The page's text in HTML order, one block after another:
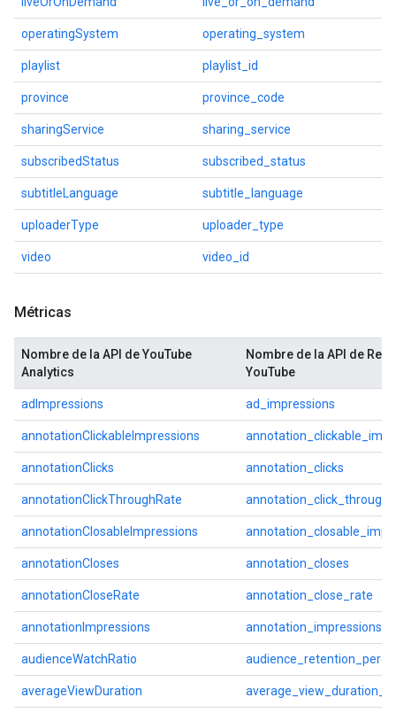
operatingSystem operating_system
playlist playlist_id
province province_code
sharingService sharing_service
subscribedStatus subscribed_status
subtitleLanguage subtitle_language
uploaderType uploader_type
video video_id
Métricas
Nombre de la API de YouTube
Analytics
Nombre de la API de
YouTube
adImpressions ad_impressions
annotationClickableImpressions
annotationClicks annotation_clicks
annotationClickThroughRate
annotationClosableImpressions
annotationCloses annotation_closes
annotationCloseRate annotation_close_rate
annotationImpressions annotation_impressions
audienceWatchRatio
averageViewDuration